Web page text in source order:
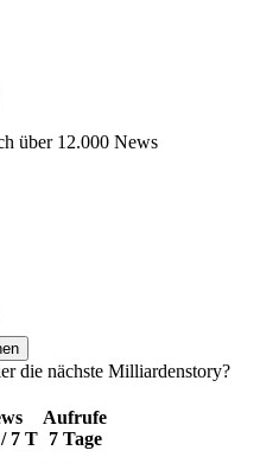
über 12.000 News
die nächste Milliardenstory?
7 T
Aufrufe
7 Tage